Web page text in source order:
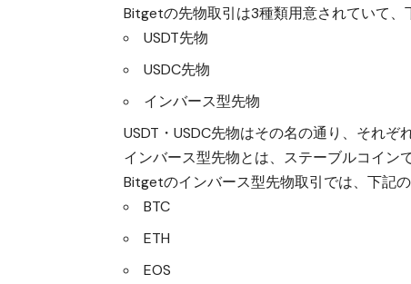
Bitgetの先物取引は3種類用意されていて、
USDT先物
USDC先物
インバース型先物
USDT・USDC先物はその名の通り、それぞ
インバース型先物とは、 ステーブルコイン
Bitgetのインバース型先物取引では、下記
BTC
ETH
EOS